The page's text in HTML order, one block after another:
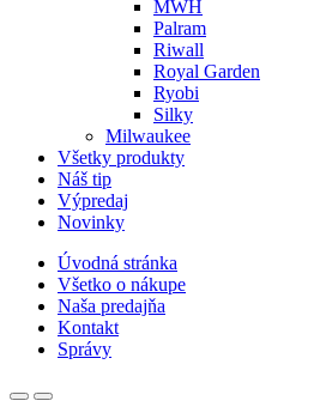
MWH
Palram
Riwall
Royal Garden
Ryobi
Silky
Milwaukee
Všetky produkty
Náš tip
Výpredaj
Novinky
Úvodná stránka
Všetko o nákupe
Naša predajňa
Kontakt
Správy